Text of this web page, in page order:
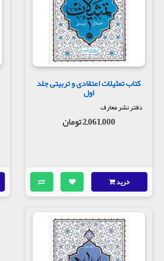
کتاب تمثیلات اعتقادی و تربیتی جلد
اول
دفتر نشر معارف
2,061,000 تومان
خرید